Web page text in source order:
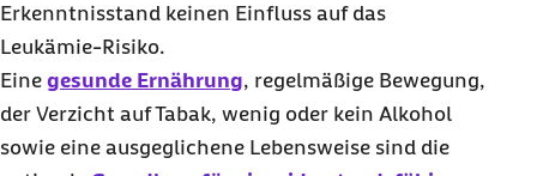
Erkenntnisstand keinen Einfluss auf das
Leukämie-Risiko.
Eine gesunde Ernährung, regelmäßige Bewegung,
der Verzicht auf Tabak, wenig oder kein Alkohol
sowie eine ausgeglichene Lebensweise sind die